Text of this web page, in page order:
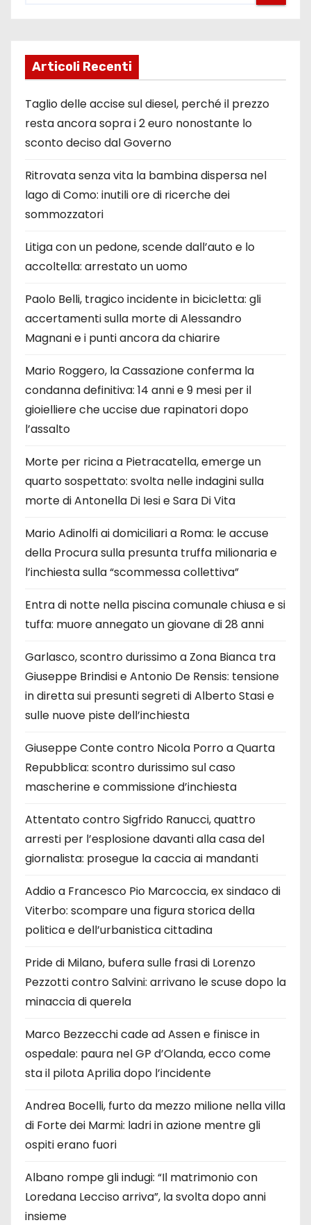
Articoli Recenti
Taglio delle accise sul diesel, perché il prezzo
resta ancora sopra i 2 euro nonostante lo
sconto deciso dal Governo
Ritrovata senza vita la bambina dispersa nel
lago di Como: inutili ore di ricerche dei
sommozzatori
Litiga con un pedone, scende dall’auto e lo
accoltella: arrestato un uomo
Paolo Belli, tragico incidente in bicicletta: gli
accertamenti sulla morte di Alessandro
Magnani e i punti ancora da chiarire
Mario Roggero, la Cassazione conferma la
condanna definitiva: 14 anni e 9 mesi per il
gioielliere che uccise due rapinatori dopo
l’assalto
Morte per ricina a Pietracatella, emerge un
quarto sospettato: svolta nelle indagini sulla
morte di Antonella Di Iesi e Sara Di Vita
Mario Adinolfi ai domiciliari a Roma: le accuse
della Procura sulla presunta truffa milionaria e
l’inchiesta sulla “scommessa collettiva”
Entra di notte nella piscina comunale chiusa e si
tuffa: muore annegato un giovane di 28 anni
Garlasco, scontro durissimo a Zona Bianca tra
Giuseppe Brindisi e Antonio De Rensis: tensione
in diretta sui presunti segreti di Alberto Stasi e
sulle nuove piste dell’inchiesta
Giuseppe Conte contro Nicola Porro a Quarta
Repubblica: scontro durissimo sul caso
mascherine e commissione d’inchiesta
Attentato contro Sigfrido Ranucci, quattro
arresti per l’esplosione davanti alla casa del
giornalista: prosegue la caccia ai mandanti
Addio a Francesco Pio Marcoccia, ex sindaco di
Viterbo: scompare una figura storica della
politica e dell’urbanistica cittadina
Pride di Milano, bufera sulle frasi di Lorenzo
Pezzotti contro Salvini: arrivano le scuse dopo la
minaccia di querela
Marco Bezzecchi cade ad Assen e finisce in
ospedale: paura nel GP d’Olanda, ecco come
sta il pilota Aprilia dopo l’incidente
Andrea Bocelli, furto da mezzo milione nella villa
di Forte dei Marmi: ladri in azione mentre gli
ospiti erano fuori
Albano rompe gli indugi: “Il matrimonio con
Loredana Lecciso arriva”, la svolta dopo anni
insieme